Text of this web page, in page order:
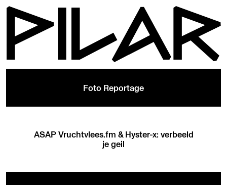
Foto Reportage
ASAP Vruchtvlees.fm & Hyster-x: verbeeld
je geil